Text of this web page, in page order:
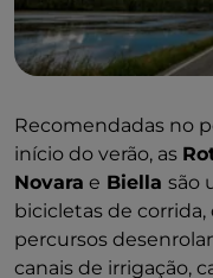
visita guiada a partir
daBasílica de São
bicicleta, é
entreVercellie
quintas, abadias e
quintas e uma rica
aventurar-se a pé,
naReserva Natural
conhecida como a
Recomendadas no
início do verão, as
Novara e Biella são
bicicletas de corrida,
percursos
canais de irrigação,